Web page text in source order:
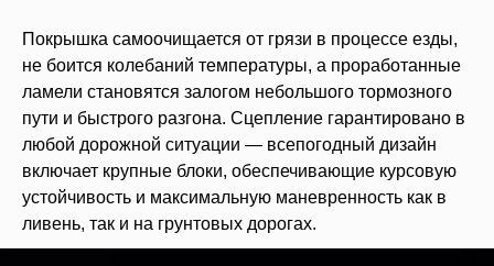
Покрышка самоочищается от грязи в процессе езды,
не боится колебаний температуры, а проработанные
ламели становятся залогом небольшого тормозного
пути и быстрого разгона. Сцепление гарантировано в
любой дорожной ситуации — всепогодный дизайн
включает крупные блоки, обеспечивающие курсовую
устойчивость и максимальную маневренность как в
ливень, так и на грунтовых дорогах.